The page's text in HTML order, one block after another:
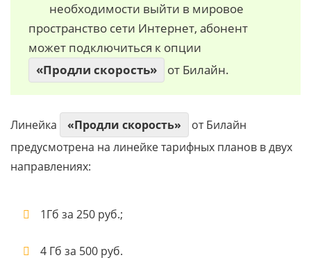
необходимости выйти в мировое
пространство сети Интернет, абонент
может подключиться к опции
«Продли скорость»
от Билайн.
Линейка «Продли скорость»
от Билайн
предусмотрена на линейке тарифных планов в двух
направлениях:
1Гб за 250 руб.;
4 Гб за 500 руб.